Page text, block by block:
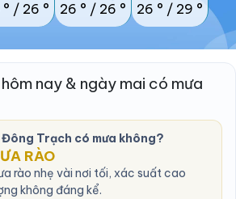
/ 26 ° 26 ° / 26 ° 26 ° / 29 °
nay & ngày mai có mưa
Đông Trạch có mưa không?
RÀO
rào nhẹ vài nơi tối, xác suất cao
không đáng kể.